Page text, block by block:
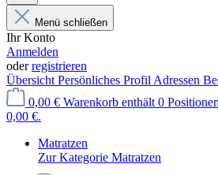
Menü schließen
Ihr Konto
Anmelden
oderregistrieren
Übersicht Persönliches Profil Adressen
0,00 € Warenkorb enthält 0
0,00 €.
Matratzen
Zur Kategorie Matratzen